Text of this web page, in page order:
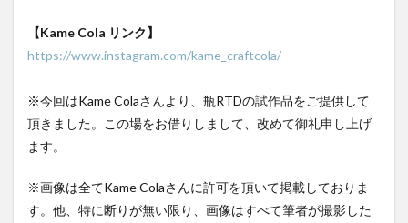
【Kame Cola リンク】
https://www.instagram.com/kame_craftcola/
※今回はKame Colaさんより、瓶RTDの試作品をご提供して
頂きました。この場をお借りしまして、改めて御礼申し上げ
ます。
※画像は全てKame Colaさんに許可を頂いて掲載しておりま
す。他、特に断りが無い限り、画像はすべて筆者が撮影した